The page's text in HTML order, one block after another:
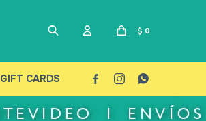
GIFT CARDS
$ 0
  